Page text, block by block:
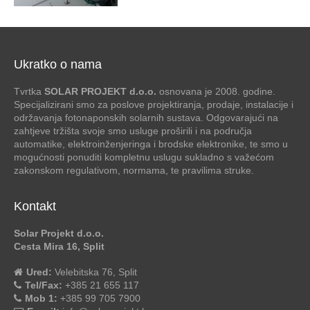
Ukratko o nama
Tvrtka SOLAR PROJEKT d.o.o. osnovana je 2008. godine.
Specijalizirani smo za poslove projektiranja, prodaje, instalacije i
održavanja fotonaponskih solarnih sustava. Odgovarajući na
zahtjeve tržišta svoje smo usluge proširili i na područja
automatike, elektroinženjeringa i brodske elektronike, te smo u
mogućnosti ponuditi kompletnu uslugu sukladno s važećom
zakonskom regulativom, normama, te pravilima struke.
Kontakt
Solar Projekt d.o.o.
Cesta Mira 16, Split
Ured: Velebitska 76, Split
Tel/Fax: +385 21 655 117
Mob 1: +385 99 705 7900